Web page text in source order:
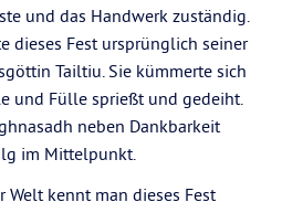
und das Handwerk zuständig.
dieses Fest ursprünglich seiner
Tailtiu. Sie kümmerte sich
und Fülle sprießt und gedeiht.
neben Dankbarkeit
im Mittelpunkt.
Welt kennt man dieses Fest